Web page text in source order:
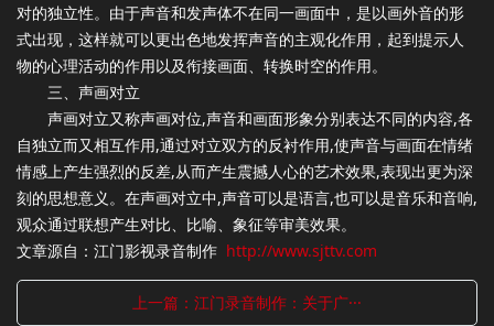
对的独立性。由于声音和发声体不在同一画面中，是以画外音的形
式出现，这样就可以更出色地发挥声音的主观化作用，起到提示人
物的心理活动的作用以及衔接画面、转换时空的作用。
三、声画对立
声画对立又称声画对位,声音和画面形象分别表达不同的内容,各
自独立而又相互作用,通过对立双方的反衬作用,使声音与画面在情绪
情感上产生强烈的反差,从而产生震撼人心的艺术效果,表现出更为深
刻的思想意义。在声画对立中,声音可以是语言,也可以是音乐和音响,
观众通过联想产生对比、比喻、象征等审美效果。
文章源自：江门影视录音制作 http://www.sjttv.com
上一篇：江门录音制作：关于广···